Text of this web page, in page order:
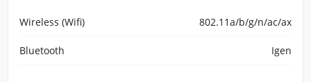
Wireless (Wifi) 802.11a/b/g/n/ac/ax
Bluetooth Igen